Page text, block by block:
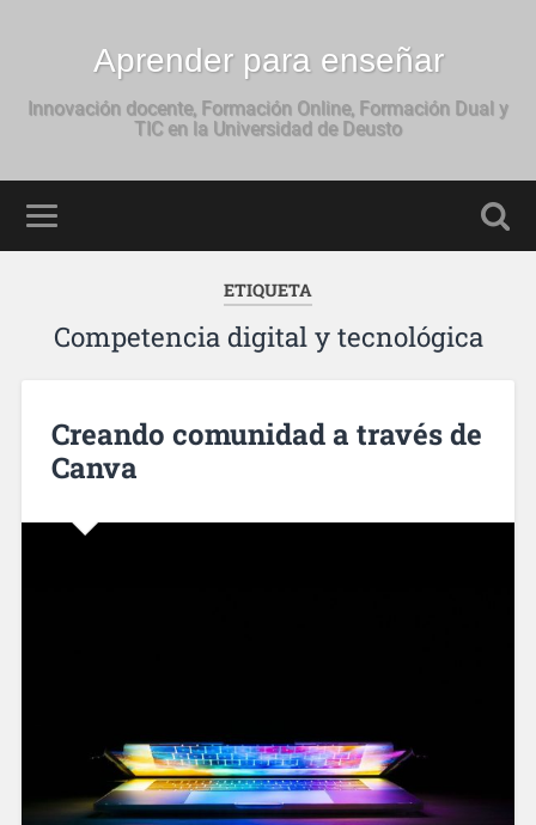
Aprender para enseñar
Innovación docente, Formación Online, Formación Dual y
TIC en la Universidad de Deusto
ETIQUETA
Competencia digital y tecnológica
Creando comunidad a través de
Canva